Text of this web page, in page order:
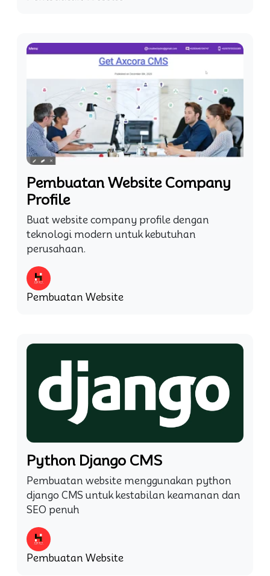
Pembuatan Website Company
Profile
Buat website company profile dengan
teknologi modern untuk kebutuhan
perusahaan.
Pembuatan Website
Python Django CMS
Pembuatan website menggunakan python
django CMS untuk kestabilan keamanan dan
SEO penuh
Pembuatan Website